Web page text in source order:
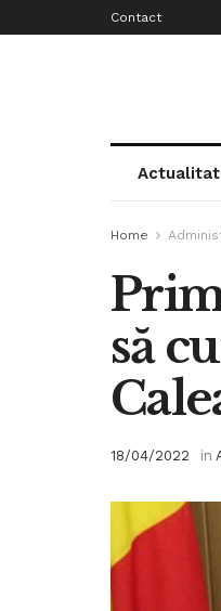
Contact
Home
să
18/04/2022 in